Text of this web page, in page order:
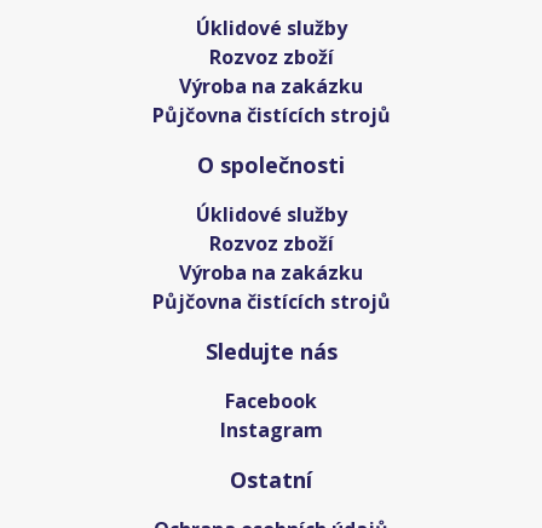
Úklidové služby
Rozvoz zboží
Výroba na zakázku
Půjčovna čistících strojů
O společnosti
Úklidové služby
Rozvoz zboží
Výroba na zakázku
Půjčovna čistících strojů
Sledujte nás
Facebook
Instagram
Ostatní